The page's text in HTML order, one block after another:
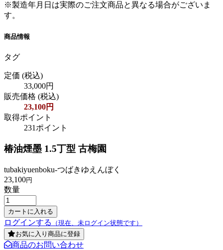
※製造年月日は実際のご注文商品と異なる場合がございま
す。
商品情報
タグ
定価 (税込)
33,000円
販売価格 (税込)
23,100円
取得ポイント
231ポイント
椿油煙墨 1.5丁型 古梅園
tubakiyuenboku-つばきゆえんぼく
23,100円
数量
ログインする
（現在、未ログイン状態です）
お気に入り商品に登録
商品のお問い合わせ